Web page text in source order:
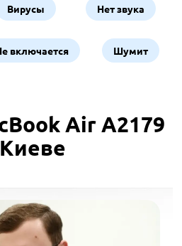
Вирусы Нет звука
включается Шумит
Air A2179